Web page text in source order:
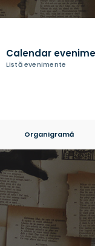
Calendar
Listă evenimente
Organigramă